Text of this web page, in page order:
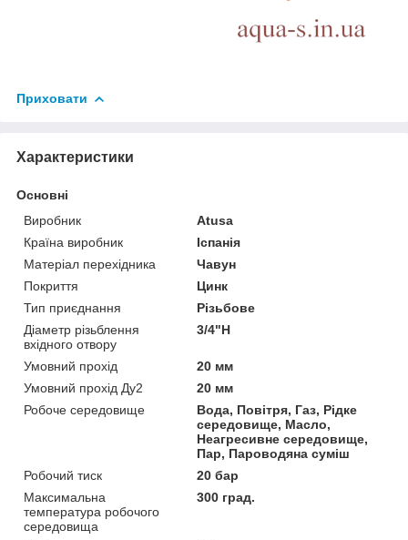
Приховати
Характеристики
Основні
Виробник
Atusa
Країна виробник
Іспанія
Матеріал перехідника
Чавун
Покриття
Цинк
Тип приєднання
Різьбове
Діаметр різьблення
вхідного отвору
3/4"Н
Умовний прохід
20 мм
Умовний прохід Ду2
20 мм
Робоче середовище
Вода, Повітря, Газ, Рідке
середовище, Масло,
Неагресивне середовище,
Пар, Пароводяна суміш
Робочий тиск
20 бар
Максимальна
температура робочого
середовища
300 град.